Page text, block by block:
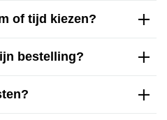
of tijd kiezen?
bestelling?